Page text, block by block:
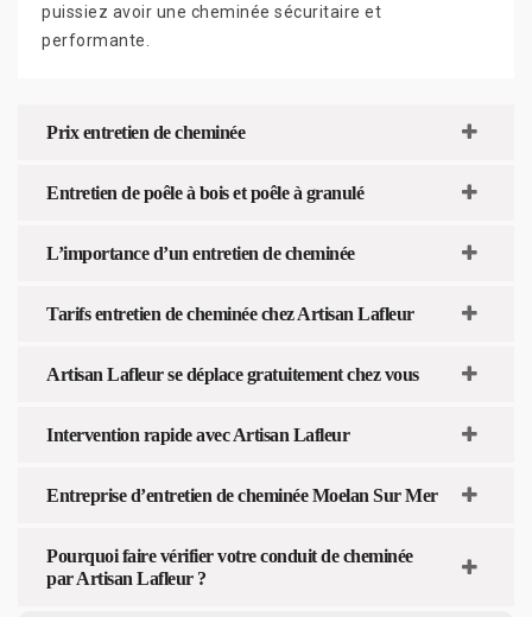
puissiez avoir une cheminée sécuritaire et
performante.
Prix entretien de cheminée
Entretien de poêle à bois et poêle à granulé
L’importance d’un entretien de cheminée
Tarifs entretien de cheminée chez Artisan Lafleur
Artisan Lafleur se déplace gratuitement chez vous
Intervention rapide avec Artisan Lafleur
Entreprise d’entretien de cheminée Moelan Sur Mer
Pourquoi faire vérifier votre conduit de cheminée
par Artisan Lafleur ?